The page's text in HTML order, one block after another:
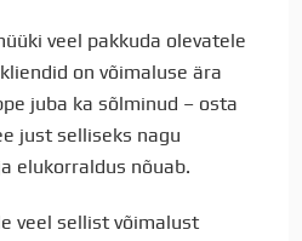
veel pakkuda olevatele
on võimaluse ära
juba ka sõlminud – osta
just selliseks nagu
elukorraldus nõuab.
veel sellist võimalust